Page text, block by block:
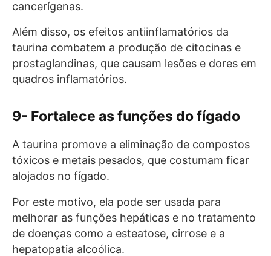
cancerígenas.
Além disso, os efeitos antiinflamatórios da
taurina combatem a produção de citocinas e
prostaglandinas, que causam lesões e dores em
quadros inflamatórios.
9- Fortalece as funções do fígado
A taurina promove a eliminação de compostos
tóxicos e metais pesados, que costumam ficar
alojados no fígado.
Por este motivo, ela pode ser usada para
melhorar as funções hepáticas e no tratamento
de doenças como a esteatose, cirrose e a
hepatopatia alcoólica.